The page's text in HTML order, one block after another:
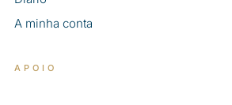
A minha conta
APOIO